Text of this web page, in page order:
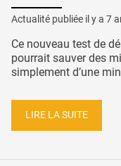
Actualité publiée il y a 7
Ce nouveau test de
pourrait sauver des
simplement d’une
LIRE LA SUITE